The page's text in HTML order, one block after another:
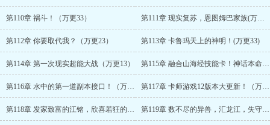
第110章 祸斗！（万更33） 第111章 现实复苏，恩图姆巴家族(万更13)
第112章 你要取代我？（万更23） 第113章 卡鲁玛天上的神明！(万更33)
第114章 第一次现实超能大战（万更13） 第115章 融合山海经技能卡！神话本命卡拥有者！（万更23）
第116章 水中的第一道副本接口！（万更33） 第117章 卡师游戏12版本大更新！（万更13）
第118章 发家致富的江铭，欣喜若狂的冯诚！（万更23） 第119章 数不尽的异兽，汇龙江，失守！！（万更33）